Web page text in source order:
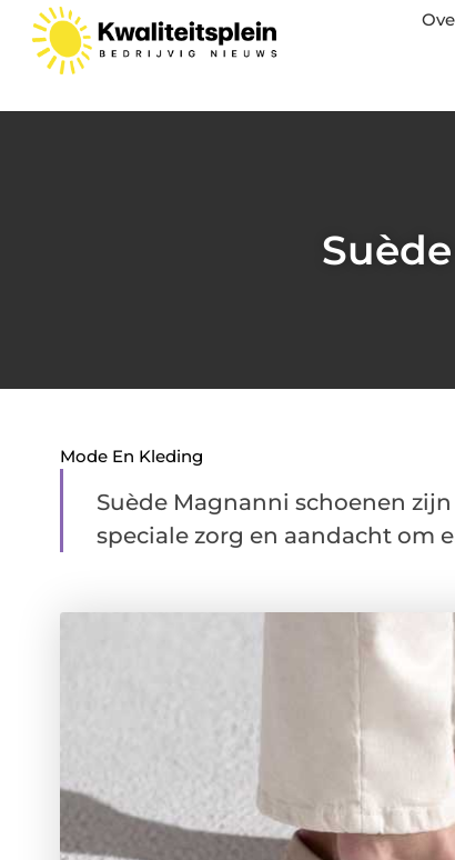
Mode En Kleding
Suède Magnanni schoenen
speciale zorg en aandacht om